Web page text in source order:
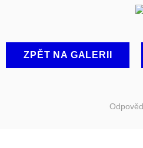
ZPĚT NA GALERII